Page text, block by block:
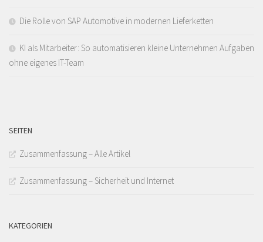
Die Rolle von SAP Automotive in modernen Lieferketten
KI als Mitarbeiter: So automatisieren kleine Unternehmen Aufgaben
ohne eigenes IT-Team
SEITEN
Zusammenfassung – Alle Artikel
Zusammenfassung – Sicherheit und Internet
KATEGORIEN